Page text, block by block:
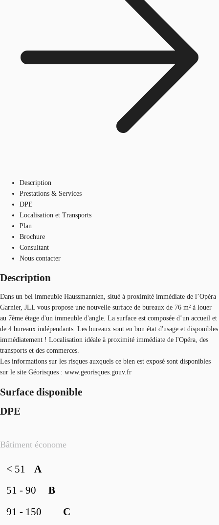
Description
Prestations & Services
DPE
Localisation et Transports
Plan
Brochure
Consultant
Nous contacter
Description
Dans un bel immeuble Haussmannien, situé à proximité immédiate de l’Opéra
Garnier, JLL vous propose une nouvelle surface de bureaux de 76 m² à louer
au 7ème étage d'un immeuble d'angle. La surface est composée d’un accueil et
de 4 bureaux indépendants. Les bureaux sont en bon état d'usage et disponibles
immédiatement ! Localisation idéale à proximité immédiate de l'Opéra, des
transports et des commerces.
Les informations sur les risques auxquels ce bien est exposé sont disponibles
sur le site Géorisques : www.georisques.gouv.fr
Surface disponible
DPE
Bâtiment économe
A
< 51
B
51 - 90
C
91 - 150